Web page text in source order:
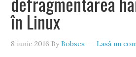
în Linux
8 iunie 2016 ByBobses Lasă un